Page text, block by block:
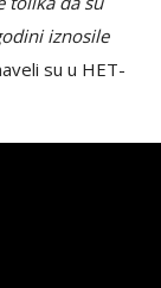
iznosile
su u HET-